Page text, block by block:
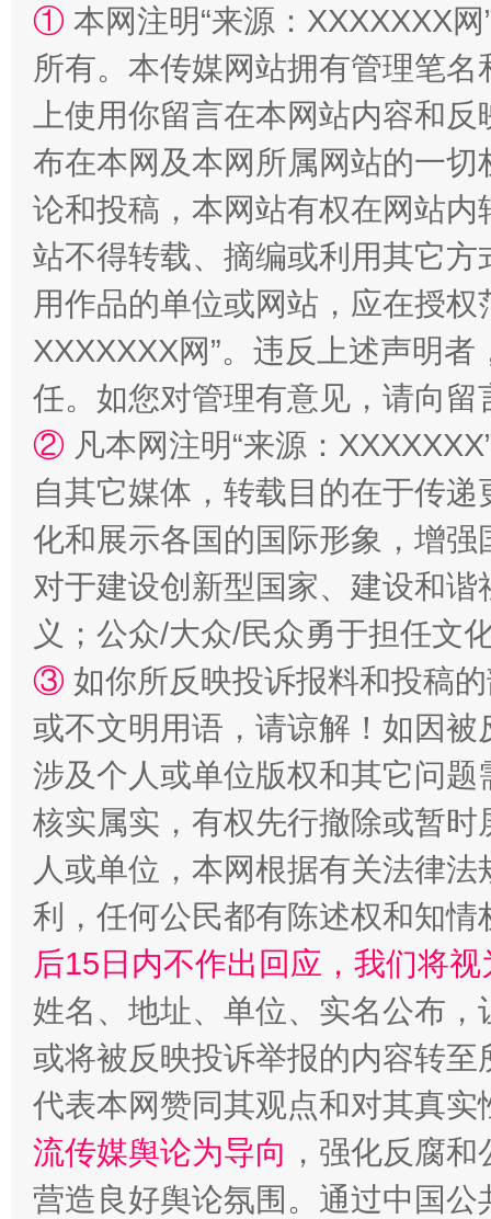
漫山遍野的桃花与雪山、麦地、白藏房 除
招工难、用工荒背后
网上购药对药下症？
这是一记警钟！ 谢
今
① 本网注明“来源：XXXXXXX
所有。本传媒网站拥有管理笔
上使用你留言在本网站内容和
布在本网及本网所属网站的一
论和投稿，本网站有权在网站
站不得转载、摘编或利用其它
用作品的单位或网站，应在授
XXXXXXX网”。违反上述声明
任。如您对管理有意见，请向
② 凡本网注明“来源：
自其它媒体，转载目的在于传
化和展示各国的国际形象，增
对于建设创新型国家、建设和
义；公众/大众/民众勇于担任文
③ 如你所反映投诉报料和投稿
或不文明用语，请谅解！如因
涉及个人或单位版权和其它问题
核实属实，有权先行撤除或暂
人或单位，本网根据有关法律
利，任何公民都有陈述权和知情
后15日内不作出回应，我们将
姓名、地址、单位、实名公布
或将被反映投诉举报的内容转
代表本网赞同其观点和对其真实
流传媒舆论为导向 ，强化反腐
营造良好舆论氛围。通过中国